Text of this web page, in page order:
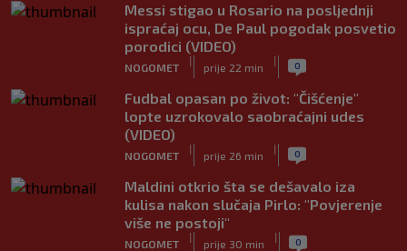
Messi stigao u Rosario na posljednji
ispraćaj ocu, De Paul pogodak posvetio
porodici (VIDEO)
NOGOMET
|
prije 22 min
| 0
Fudbal opasan po život: "Čišćenje"
lopte uzrokovalo saobraćajni udes
(VIDEO)
NOGOMET
|
prije 26 min
| 0
Maldini otkrio šta se dešavalo iza
kulisa nakon slučaja Pirlo: "Povjerenje
više ne postoji"
NOGOMET
|
prije 30 min
| 0